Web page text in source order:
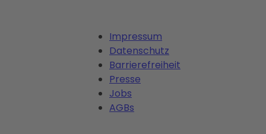
Impressum
Datenschutz
Barrierefreiheit
Presse
Jobs
AGBs